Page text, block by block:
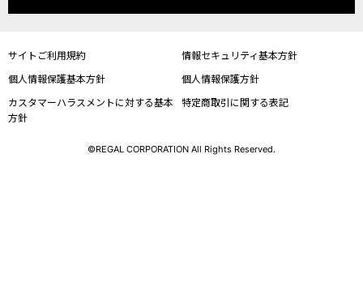
サイトご利用規約
情報セキュリティ基本方針
個人情報保護基本方針
個人情報保護方針
カスタマーハラスメントに対する基本
方針
特定商取引に関する表記
©REGAL CORPORATION All Rights Reserved.